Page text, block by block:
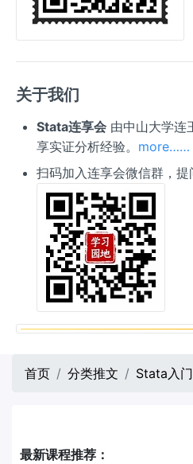
关于我们
Stata连享会由中山大学连
享实证分析经验。 more……
扫码加入连享会微信群，提
首页 分类推文 Stata入门
最新课程推荐：